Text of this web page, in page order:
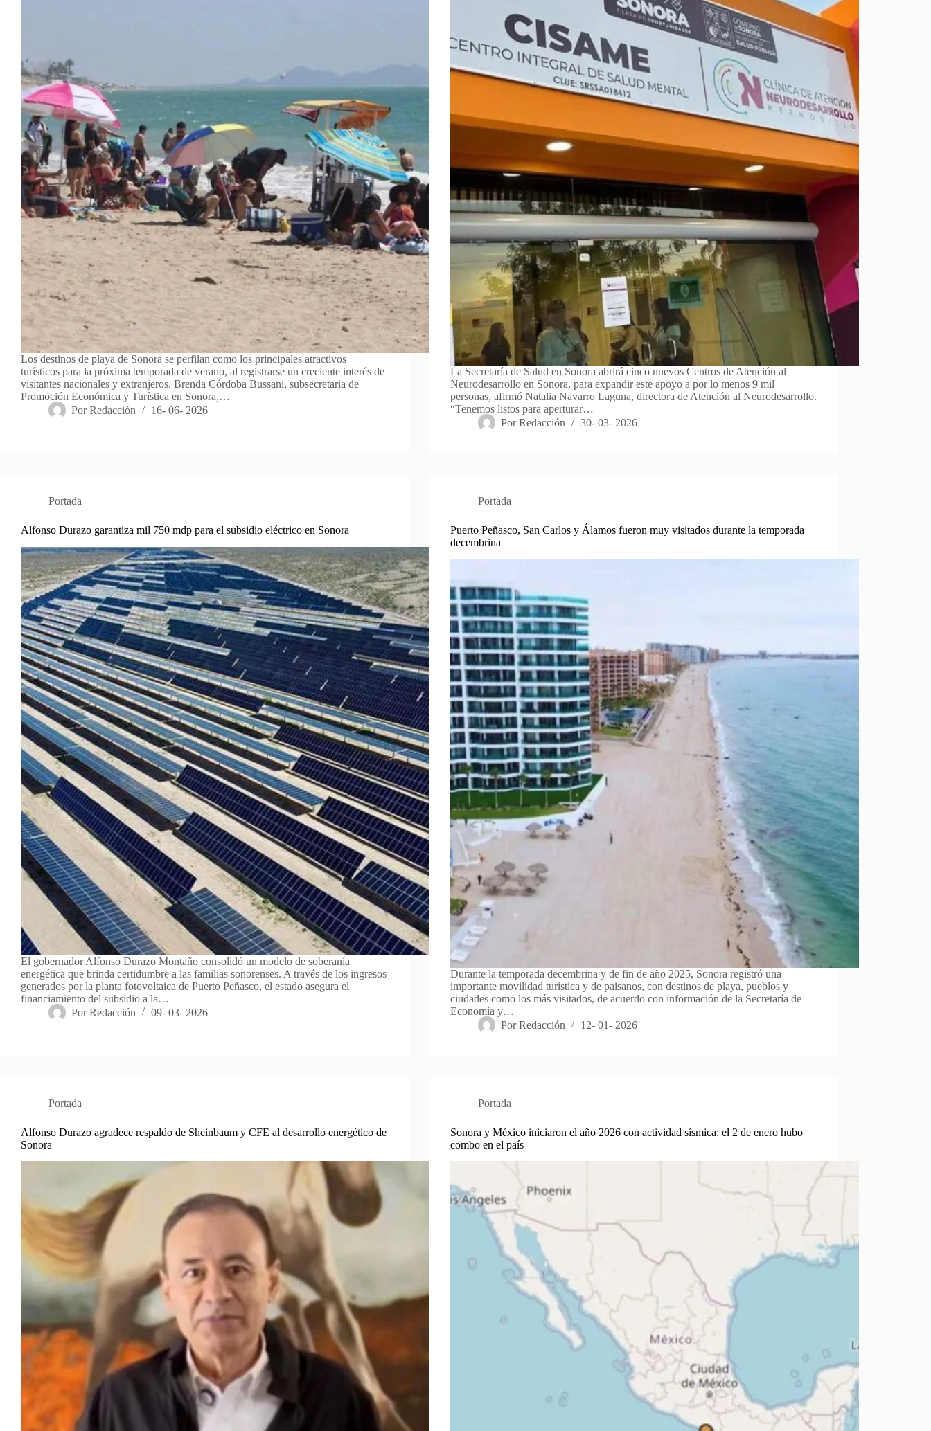
Los destinos de playa de Sonora se perfilan como los principales atractivos
turísticos para la próxima temporada de verano, al registrarse un creciente interés de
visitantes nacionales y extranjeros. Brenda Córdoba Bussani, subsecretaria de
Promoción Económica y Turística en Sonora,…
Por Redacción 16- 06- 2026
La Secretaría de Salud en Sonora abrirá cinco nuevos Centros de Atención al
Neurodesarrollo en Sonora, para expandir este apoyo a por lo menos 9 mil
personas, afirmó Natalia Navarro Laguna, directora de Atención al Neurodesarrollo.
“Tenemos listos para aperturar…
Por Redacción 30- 03- 2026
Portada
Alfonso Durazo garantiza mil 750 mdp para el subsidio eléctrico en Sonora
El gobernador Alfonso Durazo Montaño consolidó un modelo de soberanía
energética que brinda certidumbre a las familias sonorenses. A través de los ingresos
generados por la planta fotovoltaica de Puerto Peñasco, el estado asegura el
financiamiento del subsidio a la…
Por Redacción 09- 03- 2026
Portada
Puerto Peñasco, San Carlos y Álamos fueron muy visitados durante la temporada
decembrina
Durante la temporada decembrina y de fin de año 2025, Sonora registró una
importante movilidad turística y de paisanos, con destinos de playa, pueblos y
ciudades como los más visitados, de acuerdo con información de la Secretaría de
Economía y…
Por Redacción 12- 01- 2026
Portada
Alfonso Durazo agradece respaldo de Sheinbaum y CFE al desarrollo energético de
Sonora
Portada
Sonora y México iniciaron el año 2026 con actividad sísmica: el 2 de enero hubo
combo en el país